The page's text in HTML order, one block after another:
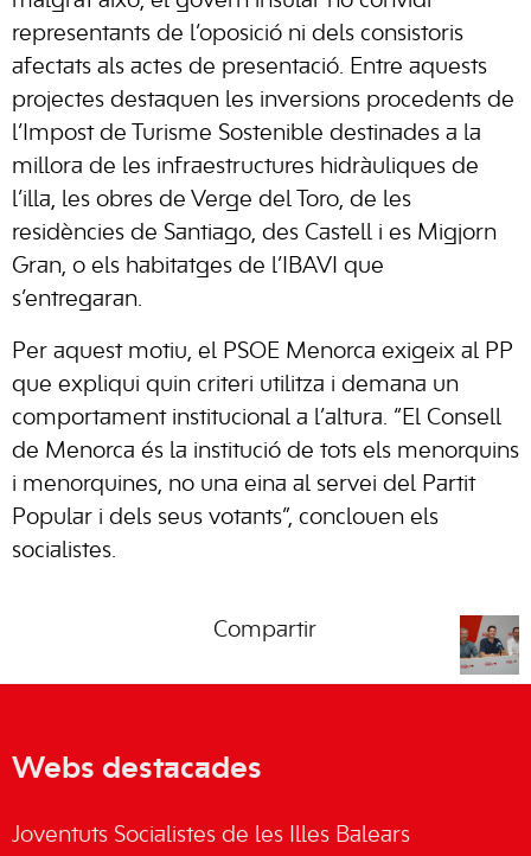
representants de l’oposició ni dels consistoris
afectats als actes de presentació. Entre aquests
projectes destaquen les inversions procedents de
l’Impost de Turisme Sostenible destinades a la
millora de les infraestructures hidràuliques de
l’illa, les obres de Verge del Toro, de les
residències de Santiago, des Castell i es Migjorn
Gran, o els habitatges de l’IBAVI que
s’entregaran.
Per aquest motiu, el PSOE Menorca exigeix al PP
que expliqui quin criteri utilitza i demana un
comportament institucional a l’altura. “El Consell
de Menorca és la institució de tots els menorquins
i menorquines, no una eina al servei del Partit
Popular i dels seus votants”, conclouen els
socialistes.
Compartir
Webs destacades
Joventuts Socialistes de les Illes Balears